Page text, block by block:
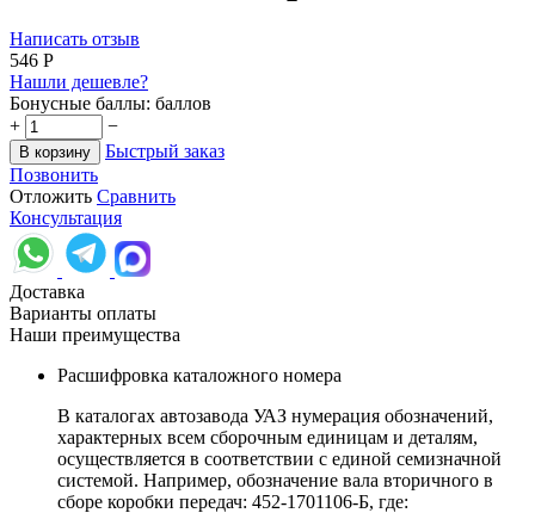
Написать отзыв
‍546‍ Р
Нашли дешевле?
Бонусные баллы: баллов
+
−
В корзину
Быстрый заказ
Позвонить
Отложить Сравнить
Консультация
Доставка
Варианты оплаты
Наши преимущества
Расшифровка каталожного номера
В каталогах автозавода УАЗ нумерация обозначений,
характерных всем сборочным единицам и деталям,
осуществляется в соответствии с единой семизначной
системой. Например, обозначение вала вторичного в
сборе коробки передач: 452-1701106-Б, где: